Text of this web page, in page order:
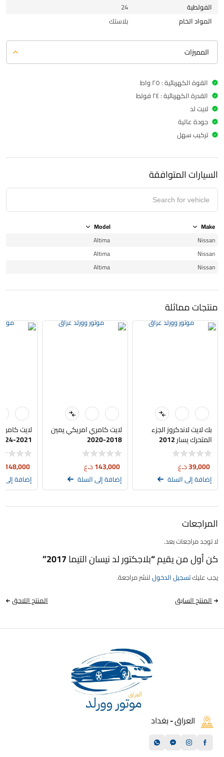
الفولطية
24
المواد الخام
بلاستك
المميزات
القوة الكهربائية : ٢٥ واط
القدرة الكهربائية : ٢٤ فولط
لايت لد
جودة عالية
تركيب سهل
السيارات المتوافقة
Make
Model
Nissan
Altima
Nissan
Altima
Nissan
Altima
منتجات مماثلة
بك لايت لاندكروز الجزء
المتحرك يسار 2012
39,000د.ع
إضافة إلى السلة
لايت كامري امريكي يمين
2018-2020
143,000د.ع
إضافة إلى السلة
لايت
2021-2024
148,000
إضافة إلى
المراجعات
لا توجد مراجعات بعد.
كن أول من يقيم “بلاجكتور لد نيسان التيما 2017”
يجب عليكتسجيل الدخوللنشر مراجعة.
المنتج السابق
المنتج اللاحق
العراق - بغداد